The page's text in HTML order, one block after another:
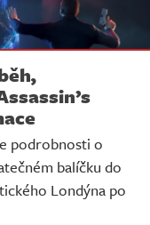
podrobnosti o
balíčku do
Londýna po